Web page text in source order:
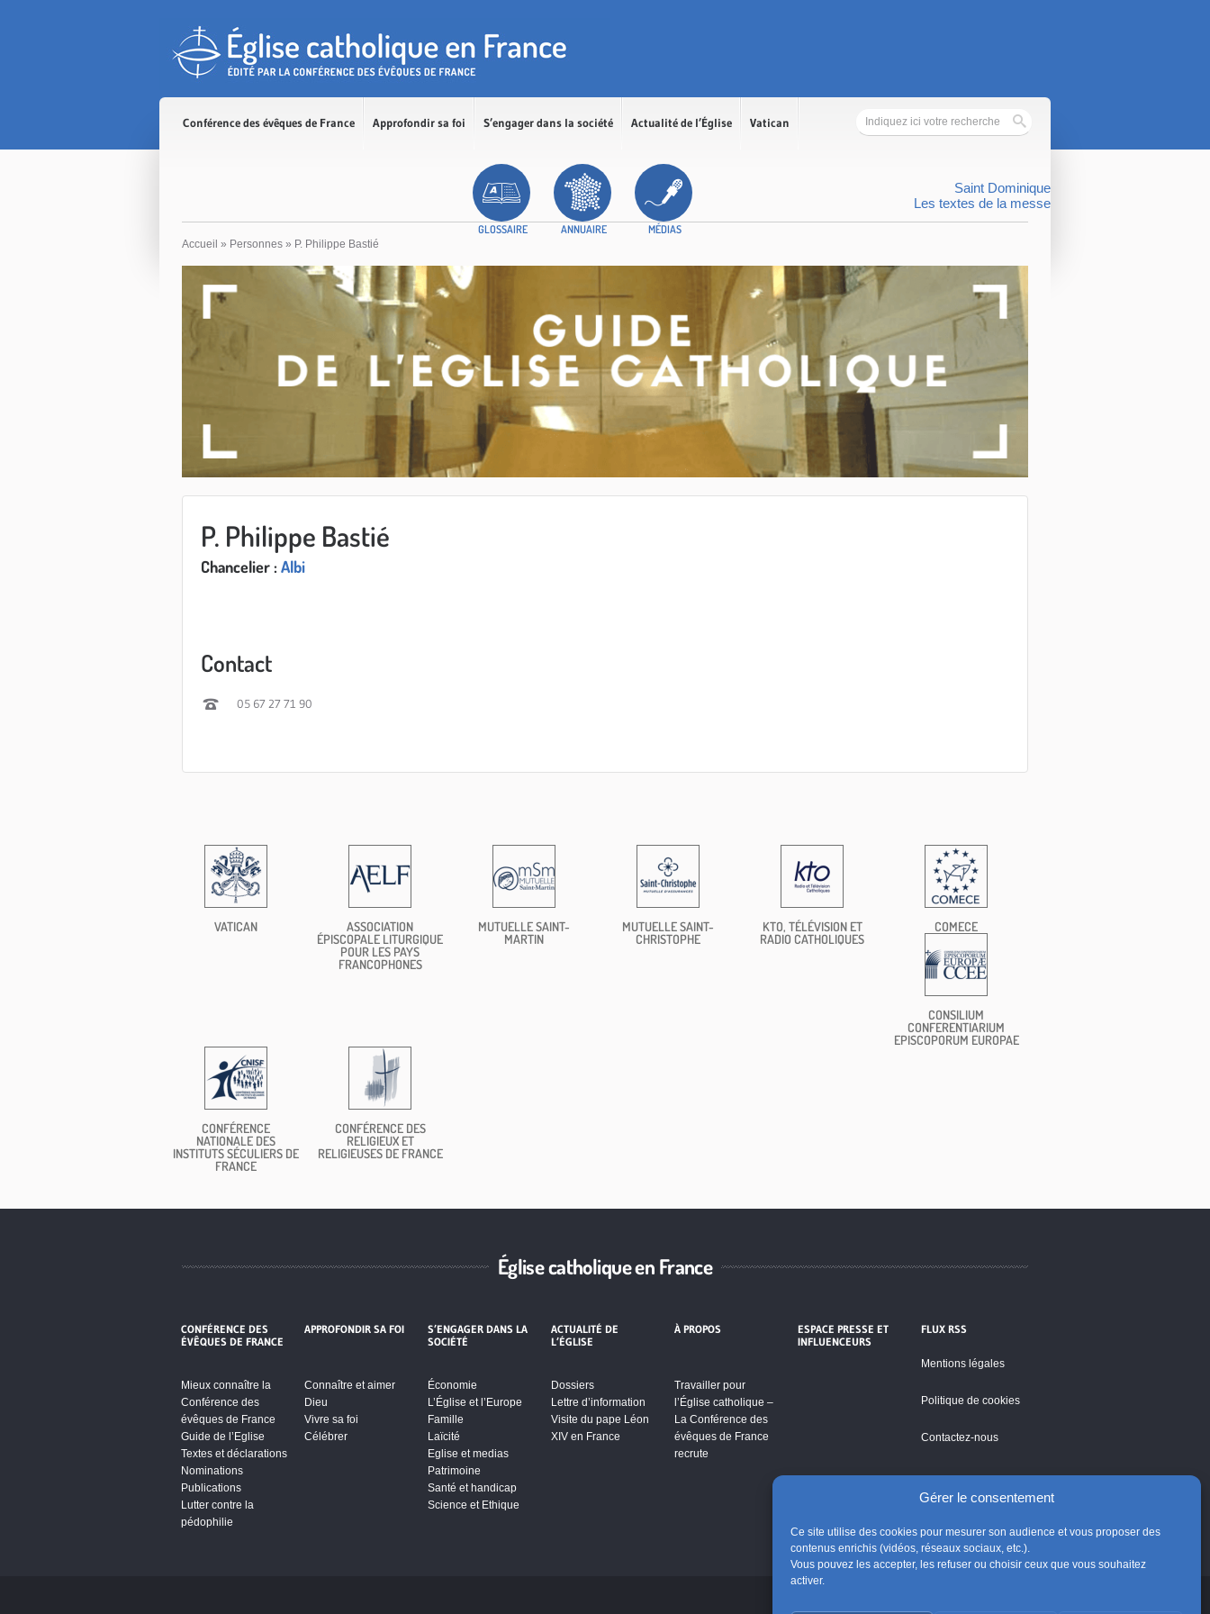
Gérer le consentement
Ce site utilise des cookies pour mesurer son audience et vous proposer des
contenus enrichis (vidéos, réseaux sociaux, etc.).
Vous pouvez les accepter, les refuser ou choisir ceux que vous souhaitez
activer.
Conférence des évêques de France Approfondir sa foi S’engager dans la société Actualité de l’Église Vatican
GLOSSAIRE ANNUAIRE MÉDIAS
Saint Dominique
Les textes de la messe
Accueil » Personnes » P. Philippe Bastié
P. Philippe Bastié
Chancelier :Albi
Contact
05 67 27 71 90
VATICAN
ASSOCIATION
ÉPISCOPALE LITURGIQUE
POUR LES PAYS
FRANCOPHONES
MUTUELLE SAINT-
MARTIN
MUTUELLE SAINT-
CHRISTOPHE
KTO, TÉLÉVISION ET
RADIO CATHOLIQUES
COMECE
CONSILIUM
CONFERENTIARIUM
EPISCOPORUM EUROPAE
CONFÉRENCE
NATIONALE DES
INSTITUTS SÉCULIERS DE
FRANCE
CONFÉRENCE DES
RELIGIEUX ET
RELIGIEUSES DE FRANCE
Église catholique en France
CONFÉRENCE DES
ÉVÊQUES DE FRANCE
Mieux connaître la
Conférence des
évêques de France
Guide de l’Eglise
Textes et déclarations
Nominations
Publications
Lutter contre la
pédophilie
APPROFONDIR SA FOI
Connaître et aimer
Dieu
Vivre sa foi
Célébrer
S’ENGAGER DANS LA
SOCIÉTÉ
Économie
L’Église et l’Europe
Famille
Laïcité
Eglise et medias
Patrimoine
Santé et handicap
Science et Ethique
ACTUALITÉ DE
L’ÉGLISE
Dossiers
Lettre d’information
Visite du pape Léon
XIV en France
À PROPOS
Travailler pour
l’Église catholique –
La Conférence des
évêques de France
recrute
ESPACE PRESSE ET
INFLUENCEURS
FLUX RSS
Mentions légales
Politique de cookies
Contactez-nous